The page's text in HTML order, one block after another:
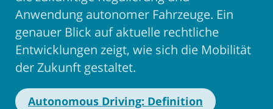
Anwendung autonomer Fahrzeuge. Ein
genauer Blick auf aktuelle rechtliche
Entwicklungen zeigt, wie sich die Mobilität
der Zukunft gestaltet.
Autonomous Driving: Definition